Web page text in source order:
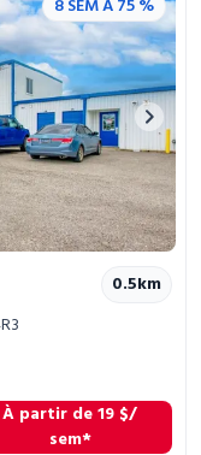
8 SEM À 75 %
Next
0.5km
À partir de19 $/
sem*